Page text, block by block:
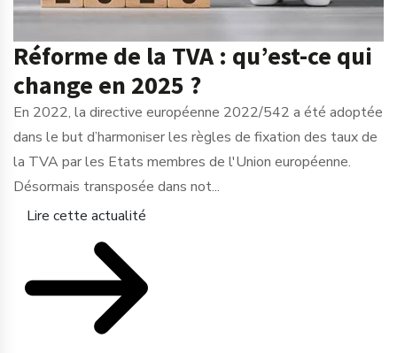
Réforme de la TVA : qu’est-ce qui
change en 2025 ?
En 2022, la directive européenne 2022/542 a été adoptée
dans le but d’harmoniser les règles de fixation des taux de
la TVA par les Etats membres de l'Union européenne.
Désormais transposée dans not...
Lire cette actualité